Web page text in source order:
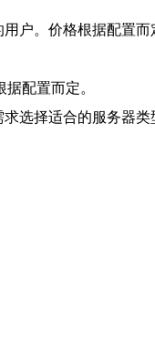
户。价格根据配置而
配置而定。
选择适合的服务器